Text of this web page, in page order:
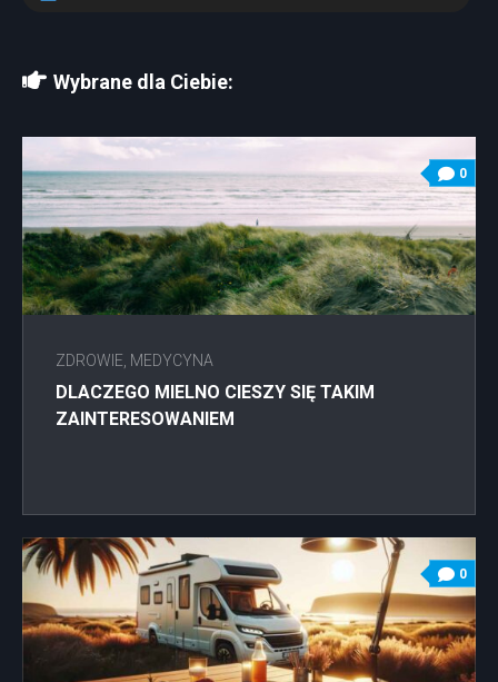
Wybrane dla Ciebie:
0
ZDROWIE, MEDYCYNA
DLACZEGO MIELNO CIESZY SIĘ TAKIM
ZAINTERESOWANIEM
0